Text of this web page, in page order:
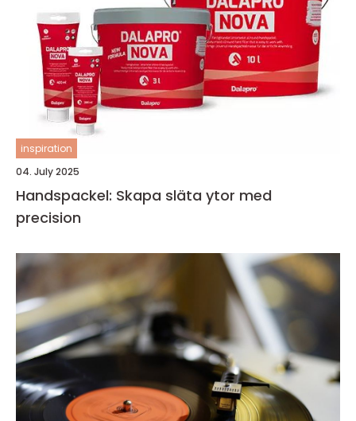
inspiration
04. July 2025
Handspackel: Skapa släta ytor med
precision